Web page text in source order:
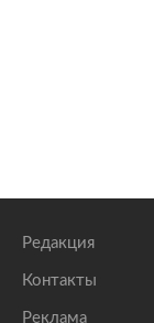
Редакция
Контакты
Реклама